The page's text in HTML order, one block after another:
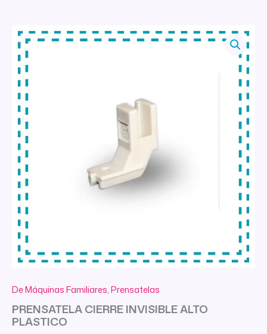
De Máquinas Familiares,Prensatelas
PRENSATELA CIERRE INVISIBLE ALTO
PLASTICO